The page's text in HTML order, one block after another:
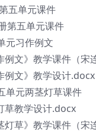
五单元课件
第五单元课件
元习作例文
例文》教学课件（宋
例文》教学设计.docx
单元两茎灯草课件
草教学设计.docx
灯草》教学课件（宋